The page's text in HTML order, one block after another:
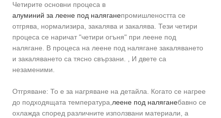
Четирите основни процеса в
алуминий за леене под наляганепромишлеността се
отгрява, нормализира, закалява и закалява. Тези четири
процеса се наричат ​​"четири огъня" при леене под
налягане. В процеса на леене под налягане закаляването
и закаляването са тясно свързани. , И двете са
незаменими.
Отгряване: То е за нагряване на детайла. Когато се нагрее
до подходящата температура, леене под наляганебавно се
охлажда според различните използвани материали, а